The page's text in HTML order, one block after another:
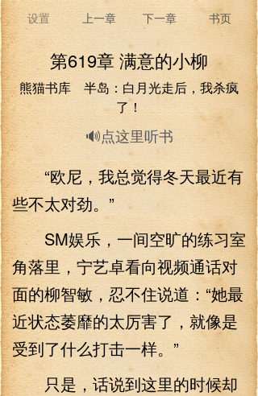
设置 上一章 下一章 书页
第619章 满意的小柳
熊猫书库 半岛：白月光走后，我杀疯
了！
🔊点这里听书
“欧尼，我总觉得冬天最近有
些不太对劲。”
SM娱乐，一间空旷的练习室
角落里，宁艺卓看向视频通话对
面的柳智敏，忍不住说道：“她最
近状态萎靡的太厉害了，就像是
受到了什么打击一样。”
只是，话说到这里的时候却